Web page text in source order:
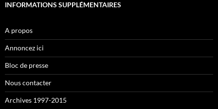
INFORMATIONS SUPPLÉMENTAIRES
A propos
Annoncez ici
Bloc de presse
Nous contacter
Archives 1997-2015